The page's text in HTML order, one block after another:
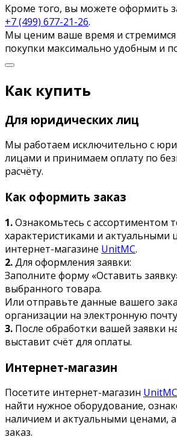
Кроме того, вы можете оформить
+7 (499) 677-21-26.
Мы ценим ваше время и стремимся
покупки максимально удобным и
Как купить
Для юридических лиц
Мы работаем исключительно с
лицами и принимаем оплату по
расчёту.
Как оформить заказ
1.Ознакомьтесь с ассортиментом
характеристиками и
интернет-магазине UnitMC.
2.Для оформления заявки:
Заполните форму «Оставить
выбранного товара.
Или отправьте данные вашего
организации на электронную почту
3. После обработки вашей заявки
выставит счёт для оплаты.
Интернет-магазин
Посетите интернет-магазин UnitMC
найти нужное оборудование,
наличием и актуальными ценами,
заказ.